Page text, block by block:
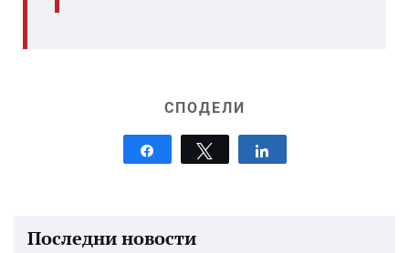
СПОДЕЛИ
Tweet
Последни новости